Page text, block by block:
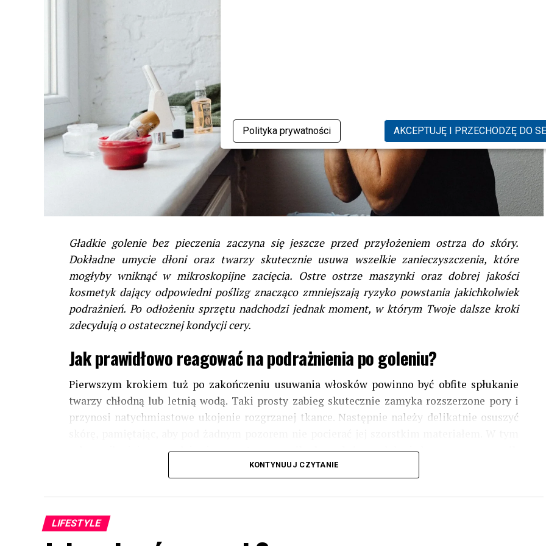
Polityka prywatności AKCEPTUJĘ I PRZECHODZĘ DO
Gładkie golenie bez pieczenia zaczyna się jeszcze przed przyłożeniem ostrza do skóry.
Dokładne umycie dłoni oraz twarzy skutecznie usuwa wszelkie zanieczyszczenia, które
mogłyby wniknąć w mikroskopijne zacięcia. Ostre ostrze maszynki oraz dobrej jakości
kosmetyk dający odpowiedni poślizg znacząco zmniejszają ryzyko powstania jakichkolwiek
podrażnień. Po odłożeniu sprzętu nadchodzi jednak moment, w którym Twoje dalsze kroki
zdecydują o ostatecznej kondycji cery.
Jak prawidłowo reagować na podrażnienia po goleniu?
Pierwszym krokiem tuż po zakończeniu usuwania włosków powinno być obfite spłukanie
twarzy chłodną lub letnią wodą. Taki prosty zabieg skutecznie zamyka rozszerzone pory i
przynosi natychmiastowe ukojenie rozgrzanej tkance. Następnie należy delikatnie osuszyć
celu najlepiej sprawdzi sięczysty ręcznik bawełnianylub jednorazowy
, który całkowicie eliminuje ryzyko przeniesienia groźnych bakterii. Dopiero na
tak przygotowane podłoże aplikuje się odpowiednio dobranyłagodzący kosmetyk
dostarczający tkankom niezbędnych substancji odżywczych.
Czym gasić pożar na twarzy i jak kupować kosmetyki?
KONTYNUUJ CZYTANIE
LIFESTYLE